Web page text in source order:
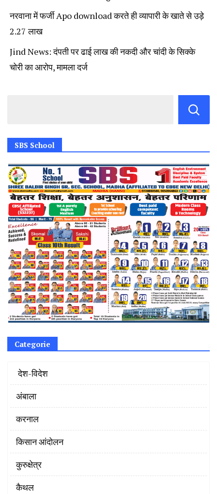
नरवाना में फर्जी Apo download करते ही व्यापारी के खाते से उड़े
2.27 लाख
Jind News: दंपती पर ढाई लाख की नकदी और चांदी के सिक्के
चोरी का आरोप, मामला दर्ज
SBS School
Categorie
‌ देश-विदेश
अंबाला
करनाल
किसान आंदोलन
कुरुक्षेत्र
कैथल